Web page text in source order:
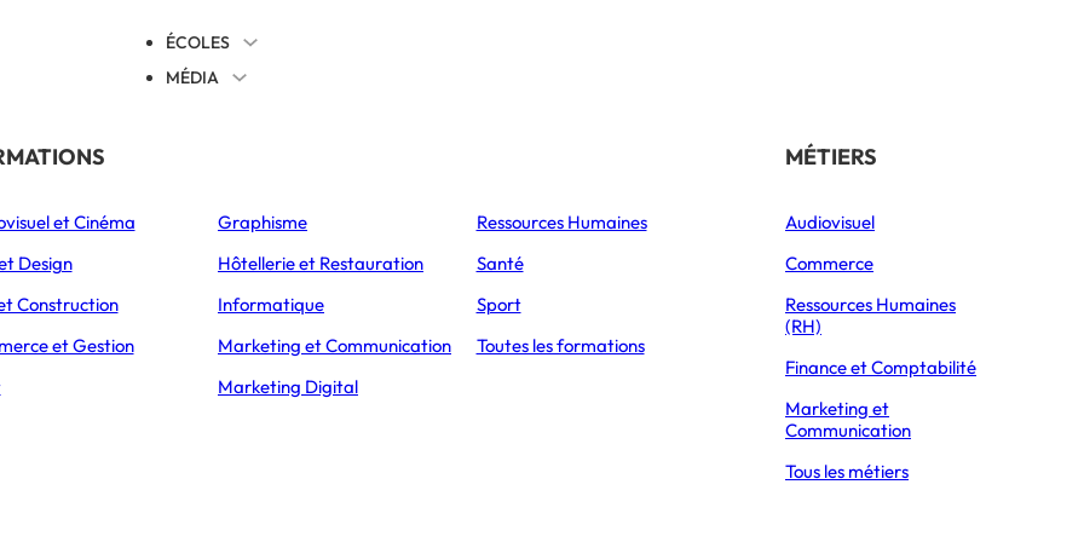
ÉCOLES
MÉDIA
Éducation
L’Express Éducation
Bachelors
L’Express Éducation
Masters
THÉMATIQUES
Orientation
Vie étudiante
Formations
Partir à l’étranger
et Cinéma
Design
Construction
et Gestion
Graphisme
Hôtellerie et Restauration
Informatique
Marketing et Communication
Marketing Digital
Ressources Humaines
Santé
Sport
Toutes les formations
MÉTIERS
Audiovisuel
Commerce
Ressources Humaines
(RH)
Finance et Comptabilité
Marketing et
Communication
Tous les métiers
ÉTABLISSEMENT PRÉSENTATION ADMISSIONS
Multimédia